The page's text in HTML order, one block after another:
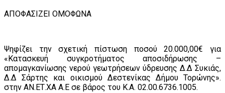
ΑΠΟΦΑΣΙΖΕΙ ΟΜΟΦΩΝΑ
Ψηφίζει την σχετική πίστωση ποσού 20.000,00€ για
«Κατασκευή συγκροτήματος αποσιδήρωσης –
απομαγκανίωσης νερού γεωτρήσεων ύδρευσης Δ.Δ Συκιάς,
Δ.Δ Σάρτης και οικισμού Δεστενίκας Δήμου Τορώνης».
στην ΑΝ.ΕΤ.ΧΑ Α.Ε σε βάρος του Κ.Α. 02.00.6736.1005.